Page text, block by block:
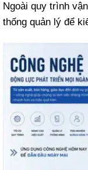
Ngoài quy trình
thống quản lý để